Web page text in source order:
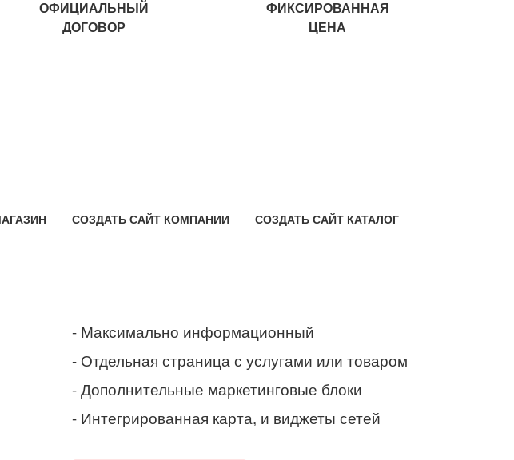
ОФИЦИАЛЬНЫЙ
ДОГОВОР
ФИКСИРОВАННАЯ
ЦЕНА
СОЗДАТЬ САЙТ КОМПАНИИ СОЗДАТЬ САЙТ КАТАЛОГ
- Максимально информационный
- Отдельная страница с услугами или товаром
- Дополнительные маркетинговые блоки
- Интегрированная карта, и виджеты сетей